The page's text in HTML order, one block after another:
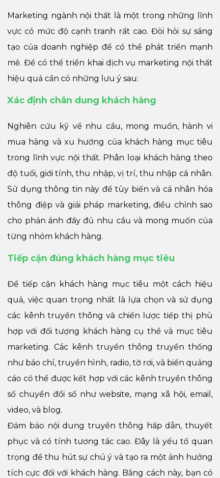
Marketing ngành nội thất là một trong những lĩnh
vực có mức độ cạnh tranh rất cao. Đòi hỏi sự sáng
tạo của doanh nghiệp để có thể phát triển mạnh
mẽ. Để có thể triển khai dịch vụ marketing nội thất
hiệu quả cần có những lưu ý sau:
Xác định chân dung khách hàng
Nghiên cứu kỹ về nhu cầu, mong muốn, hành vi
mua hàng và xu hướng của khách hàng mục tiêu
trong lĩnh vực nội thất. Phân loại khách hàng theo
độ tuổi, giới tính, thu nhập, vị trí, thu nhập cá nhân.
Sử dụng thông tin này để tùy biến và cá nhân hóa
thông điệp và giải pháp marketing, điều chỉnh sao
cho phản ánh đầy đủ nhu cầu và mong muốn của
từng nhóm khách hàng.
Tiếp cận đúng khách hàng mục tiêu
Để tiếp cận khách hàng mục tiêu một cách hiệu
quả, việc quan trọng nhất là lựa chọn và sử dụng
các kênh truyền thông và chiến lược tiếp thị phù
hợp với đối tượng khách hàng cụ thể và mục tiêu
marketing. Các kênh truyền thông truyền thống
như báo chí, truyền hình, radio, tờ rơi, và biển quảng
cáo có thể được kết hợp với các kênh truyền thông
số chuyển đổi số như website, mạng xã hội, email,
video, và blog.
Đảm bảo nội dung truyền thông hấp dẫn, thuyết
phục và có tính tương tác cao. Đây là yếu tố quan
trọng để thu hút sự chú ý và tạo ra một ảnh hưởng
tích cực đối với khách hàng. Bằng cách này, bạn có